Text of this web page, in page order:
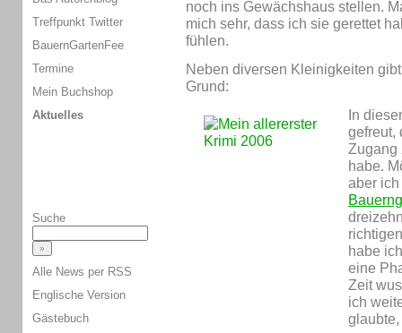
noch ins Gewächshaus stellen.
mich sehr, dass ich sie gerettet
fühlen.
Neben diversen Kleinigkeiten
Grund:
In
gefreut,
Zugang
habe.
aber
habe
eine
Zeit
ich
Treffpunkt Twitter
BauernGartenFee
Termine
Mein Buchshop
Aktuelles
Suche
Alle News per RSS
Englische Version
Gästebuch